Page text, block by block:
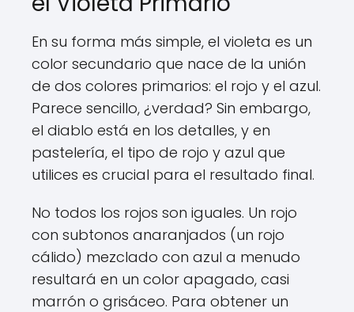
En su forma más simple, el violeta es un
color secundario que nace de la unión
de dos colores primarios: el rojo y el azul.
Parece sencillo, ¿verdad? Sin embargo,
el diablo está en los detalles, y en
pastelería, el tipo de rojo y azul que
utilices es crucial para el resultado final.
No todos los rojos son iguales. Un rojo
con subtonos anaranjados (un rojo
cálido) mezclado con azul a menudo
resultará en un color apagado, casi
marrón o grisáceo. Para obtener un